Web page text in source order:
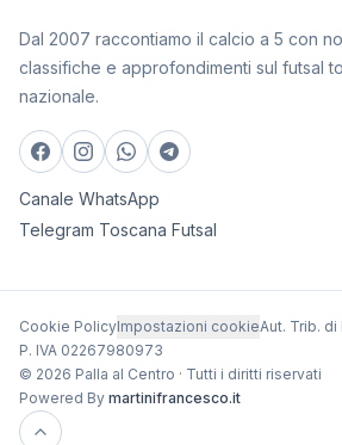
Dal 2007 raccontiamo il calcio a 5 con
classifiche e approfondimenti sul futsal
nazionale.
Canale WhatsApp
Telegram Toscana Futsal
Cookie PolicyImpostazioni cookieAut. Trib.
P. IVA 02267980973
© 2026 Palla al Centro · Tutti i diritti riservati
Powered By martinifrancesco.it